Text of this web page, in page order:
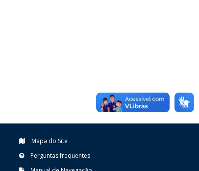
Mapa do Site
Perguntas frequentes